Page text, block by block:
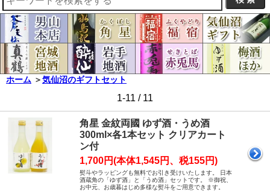
ホーム ＞気仙沼のギフトセット
1-11 / 11
角星 金紋両國 ゆず酒・うめ酒
300ml×各1本セット クリアカート
ン付
1,700円(本体1,545円、税155円)
熨斗やラッピングも無料でお引き受けいたします。 日本
酒蔵角の「ゆず酒」と「うめ酒」セットです。 ※御祝、
お中元、お歳暮はじめ多様な熨斗をご用意できます。